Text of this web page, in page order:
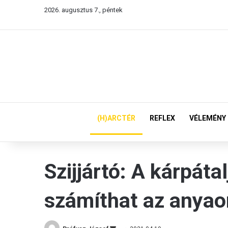
2026. augusztus 7., péntek
(H)ARCTÉR REFLEX VÉLEMÉNY
Szijjártó: A
számíthat az